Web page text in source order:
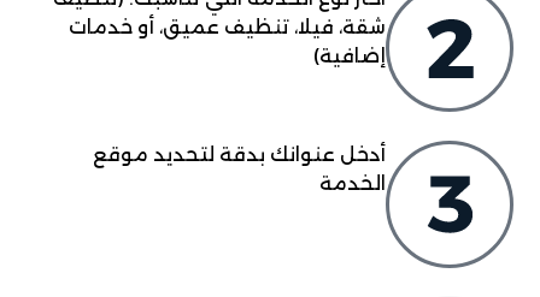
شقة، فيلا، تنظيف عميق، أو خدمات
إضافية)
أدخل عنوانك بدقة لتحديد موقع
الخدمة